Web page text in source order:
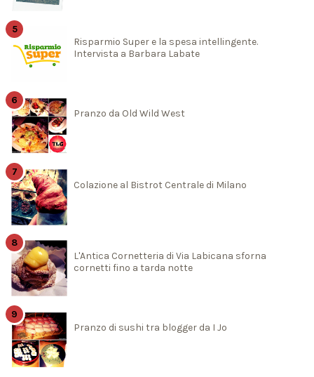
Risparmio Super e la spesa intellingente.
Intervista a Barbara Labate
Pranzo da Old Wild West
Colazione al Bistrot Centrale di Milano
L'Antica Cornetteria di Via Labicana sforna
cornetti fino a tarda notte
Pranzo di sushi tra blogger da I Jo